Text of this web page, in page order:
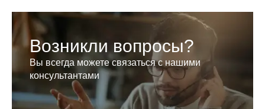
Возникли вопросы?
Вы всегда можете связаться с нашими
консультантами